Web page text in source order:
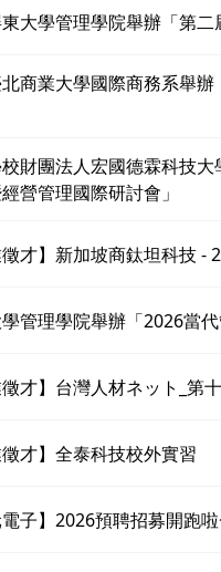
大學管理學院舉辦「第
商業大學國際商務系舉
財團法人宏國德霖科技
營管理國際研討會」
徵才】新加坡商鈦坦科技 -
管理學院舉辦「2026當
徵才】台灣人材ネット_
徵才】全泰科技校外實習
電子】2026預聘招募開跑